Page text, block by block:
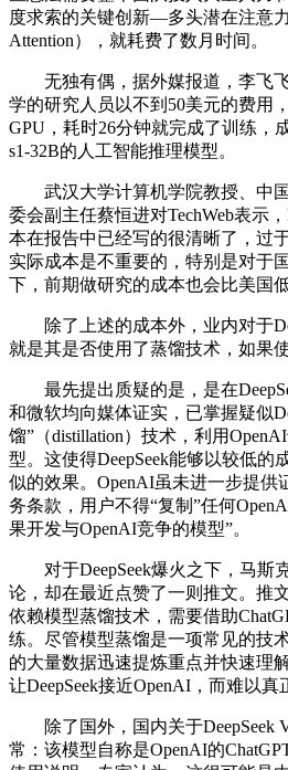
度求索的关键创新—多头潜在注意
Attention），就耗费了数月时间。
无独有偶，据外媒报道，李飞飞
学的研究人员以不到50美元的费用
GPU，耗时26分钟就完成了训练，
s1-32B的人工智能推理模型。
武汉大学计算机学院教授、中国
委会副主任蔡恒进对TechWeb表示
本在报告中已经写的很清晰了，过
实际成本是不重要的，特别是对于
下，前期做研究的成本也会比美国低
除了上述的成本外，业内对于
就是其是否使用了蒸馏技术，如果
最先提出质疑的是，是在
和微软均向媒体证实，已掌握疑似
馏”（distillation）技术，利用
型。这使得DeepSeek能够以较低的
似的效果。OpenAI虽未进一步提供
务条款，用户不得“复制”任何
果开发与OpenAI竞争的模型”。
对于DeepSeek爆火之下，马斯
论，却在最近点赞了一则推文。推
依赖模型蒸馏技术，需要借助
练。尽管模型蒸馏是一项常见的技
的大量数据迅速提炼重点并快速理
让DeepSeek接近OpenAI，而难以真
除了国外，国内关于DeepSeek
常：该模型自称是OpenAI的